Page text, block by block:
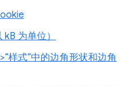
为单位）
样式”中的边角形状和边角